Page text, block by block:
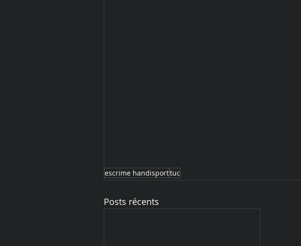
escrime handisporttuc
Posts récents